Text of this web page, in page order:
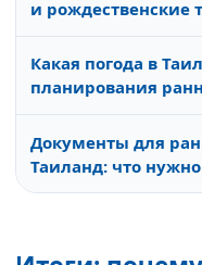
бронирование тоже
и рождественские
бронировать
Екатеринбурга
Какая погода в
планирования
дождей). Жаркий
Дождливый сезон —
но низкие цены).
Документы для
Таиланд: что